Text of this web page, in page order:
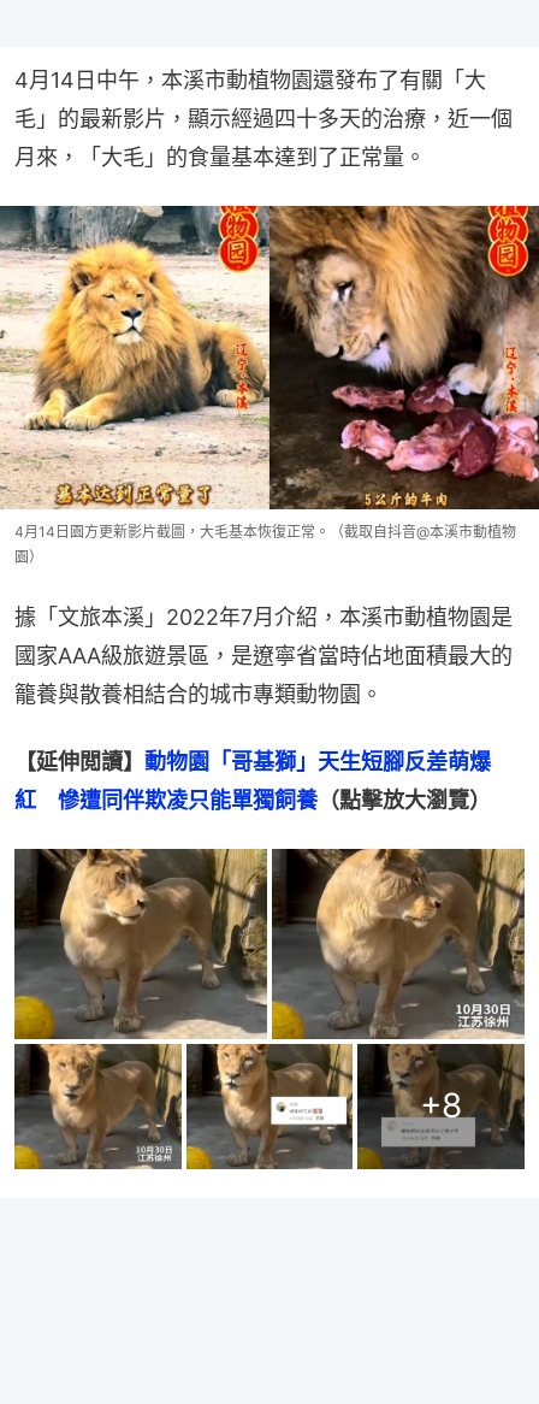
4月14日中午，本溪市動植物園還發布了有關「大
毛」的最新影片，顯示經過四十多天的治療，近一個
月來，「大毛」的食量基本達到了正常量。
4月14日園方更新影片截圖，大毛基本恢復正常。（截取自抖音@本溪市動植物
園）
據「文旅本溪」2022年7月介紹，本溪市動植物園是
國家AAA級旅遊景區，是遼寧省當時佔地面積最大的
籠養與散養相結合的城市專類動物園。
【延伸閲讀】 動物園「哥基獅」天生短腳反差萌爆
紅　慘遭同伴欺凌只能單獨飼養（點擊放大瀏覽）
+8